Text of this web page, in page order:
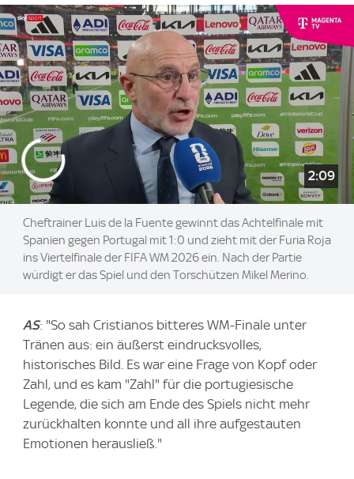
2:09
Cheftrainer Luis de la Fuente gewinnt das Achtelfinale mit
Spanien gegen Portugal mit 1:0 und zieht mit der Furia Roja
ins Viertelfinale der FIFA WM 2026 ein. Nach der Partie
würdigt er das Spiel und den Torschützen Mikel Merino.
AS: "So sah Cristianos bitteres WM-Finale unter
Tränen aus: ein äußerst eindrucksvolles,
historisches Bild. Es war eine Frage von Kopf oder
Zahl, und es kam "Zahl" für die portugiesische
Legende, die sich am Ende des Spiels nicht mehr
zurückhalten konnte und all ihre aufgestauten
Emotionen herausließ."